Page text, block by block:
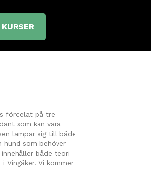
fördelat på tre
som kan vara
lämpar sig till både
hund som behöver
både teori
Vingåker. Vi kommer